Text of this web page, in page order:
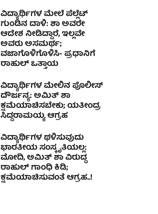
ವಿದ್ಯಾರ್ಥಿಗಳ ಮೇಲೆ ಪೆಲ್ಲೆಟ್
ಗುಂಡಿನ ದಾಳಿ: ಶಾ ಅವರೇ
ಆದೇಶ ನೀಡಿದ್ದಾರೆ, ಇಲ್ಲವೇ
ಅವರು ಅಸಮರ್ಥ;
ವಜಾಗೊಳಿಗೊಳಿಸಿ- ಪ್ರಧಾನಿಗೆ
ರಾಹುಲ್ ಒತ್ತಾಯ
ವಿದ್ಯಾರ್ಥಿಗಳ ಮೇಲಿನ ಪೊಲೀಸ್
ದೌರ್ಜನ್ಯ: ಅಮಿತ್ ಶಾ
ಕ್ಷಮೆಯಾಚಿಸಬೇಕು; ಯತೀಂದ್ರ
ಸಿದ್ದರಾಮಯ್ಯ ಆಗ್ರಹ
ವಿದ್ಯಾರ್ಥಿಗಳ ಥಳಿಸುವುದು
ಭಾರತೀಯ ಸಂಸ್ಕೃತಿಯಲ್ಲ:
ಮೋದಿ, ಅಮಿತ್ ಶಾ ವಿರುದ್ಧ
ರಾಹುಲ್ ಗಾಂಧಿ ಕಿಡಿ;
ಕ್ಷಮೆಯಾಚಿಸುವಂತೆ ಆಗ್ರಹ..!